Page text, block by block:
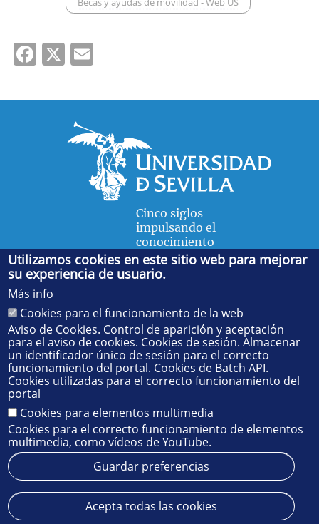
Facebook
X
Cinco siglos
impulsando el
conocimiento
FACULTAD DE FÍSICA
Avda. de la Reina Mercedes, s/n. 41012 Sevilla. Tel.:
55 28 91. Administración:administradorfisica@us.es
Secretaría:jsecfisi@us.es- Decanato:ffisaog@us.es
Aviso legal Protección de datos
Cookies
© 2025SIC - Universidad de Sevilla
Utilizamos cookies en este sitio web para mejorar
su experiencia de usuario.
Más info
Cookies para el funcionamiento de la web
Aviso de Cookies. Control de aparición y aceptación
para el aviso de cookies. Cookies de sesión. Almacenar
un identificador único de sesión para el correcto
funcionamiento del portal. Cookies de Batch API.
Cookies utilizadas para el correcto funcionamiento del
portal
Cookies para elementos multimedia
Cookies para el correcto funcionamiento de elementos
multimedia, como vídeos de YouTube.
Guardar preferencias
Acepta todas las cookies